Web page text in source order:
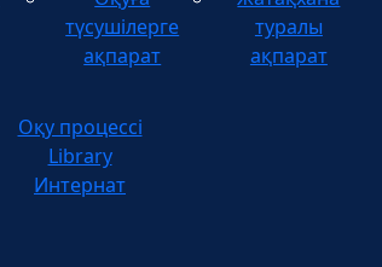
түсушілерге
ақпарат
туралы
ақпарат
Оқу процессі
Library
Интернат